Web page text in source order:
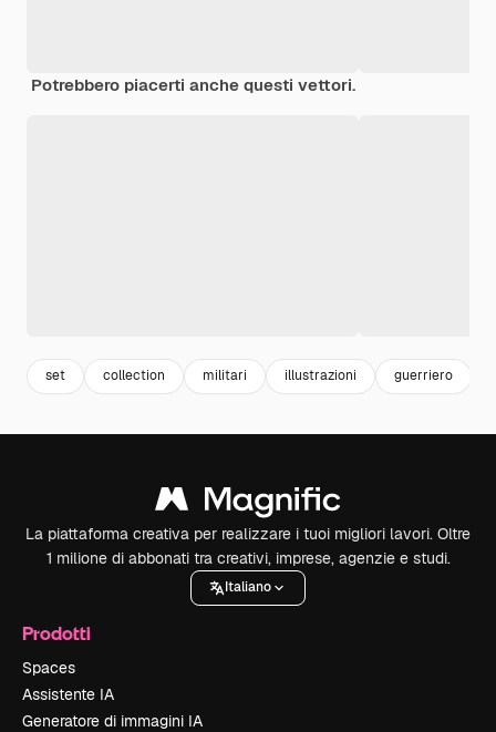
Potrebbero piacerti anche questi vettori.
set collection militari illustrazioni guerriero
La piattaforma creativa per realizzare i tuoi migliori lavori. Oltre
1 milione di abbonati tra creativi, imprese, agenzie e studi.
Italiano
Prodotti
Spaces
Assistente IA
Generatore di immagini IA